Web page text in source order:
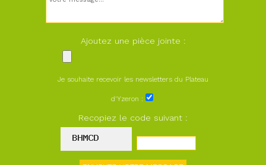
Ajoutez une pièce jointe :
Je souhaite recevoir les newsletters du Plateau
d'Yzeron :
Recopiez le code suivant :